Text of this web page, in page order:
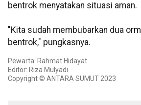
bentrok menyatakan situasi aman.
"Kita sudah membubarkan dua
bentrok," pungkasnya.
Pewarta: Rahmat Hidayat
Editor: Riza Mulyadi
Copyright © ANTARA SUMUT 2023